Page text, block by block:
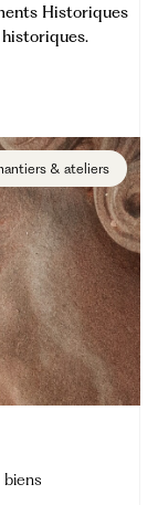
Historiques
& ateliers